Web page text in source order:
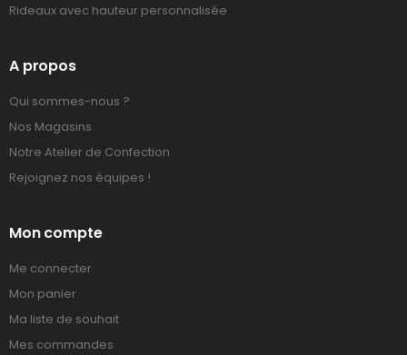
Rideaux avec hauteur personnalisée
A propos
Qui sommes-nous ?
Nos Magasins
Notre Atelier de Confection
Rejoignez nos équipes !
Mon compte
Me connecter
Mon panier
Ma liste de souhait
Mes commandes